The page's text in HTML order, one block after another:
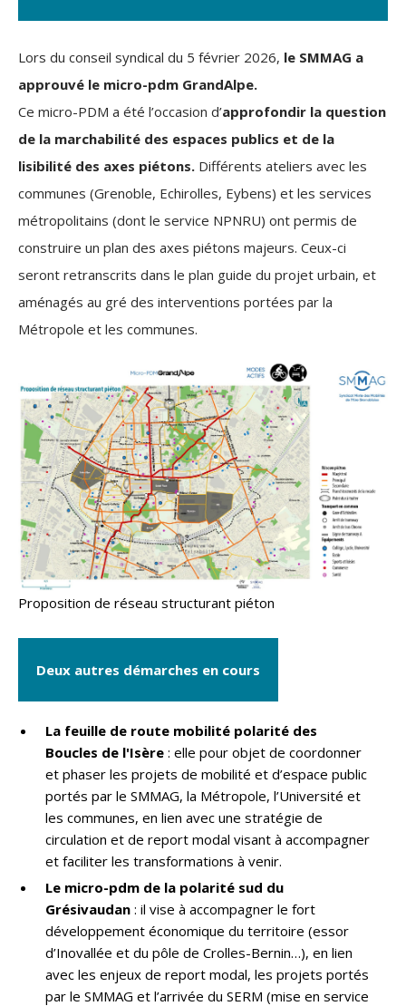
Lors du conseil syndical du 5 février 2026, le SMMAG a
approuvé le micro-pdm GrandAlpe.
Ce micro-PDM a été l’occasion d’approfondir la question
de la marchabilité des espaces publics et de la
lisibilité des axes piétons. Différents ateliers avec les
communes (Grenoble, Echirolles, Eybens) et les services
métropolitains (dont le service NPNRU) ont permis de
construire un plan des axes piétons majeurs. Ceux-ci
seront retranscrits dans le plan guide du projet urbain, et
aménagés au gré des interventions portées par la
Métropole et les communes.
Proposition de réseau structurant piéton
Deux autres démarches en cours
La feuille de route mobilité polarité des
Boucles de l'Isère : elle pour objet de coordonner
et phaser les projets de mobilité et d’espace public
portés par le SMMAG, la Métropole, l’Université et
les communes, en lien avec une stratégie de
circulation et de report modal visant à accompagner
et faciliter les transformations à venir.
Le micro-pdm de la polarité sud du
Grésivaudan : il vise à accompagner le fort
développement économique du territoire (essor
d’Inovallée et du pôle de Crolles-Bernin…), en lien
avec les enjeux de report modal, les projets portés
par le SMMAG et l’arrivée du SERM (mise en service